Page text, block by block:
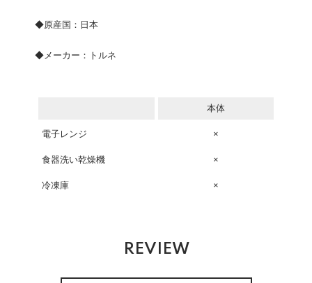
◆原産国：日本
◆メーカー：トルネ
本体
電子レンジ ×
食器洗い乾燥機 ×
冷凍庫 ×
REVIEW